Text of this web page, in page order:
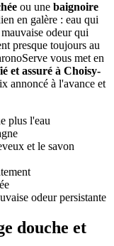
ou une baignoire
en galère : eau qui
odeur qui
presque toujours au
vous met en
et assuré à Choisy-
annoncé à l'avance et
plus l'eau
et le savon
odeur persistante
douche et